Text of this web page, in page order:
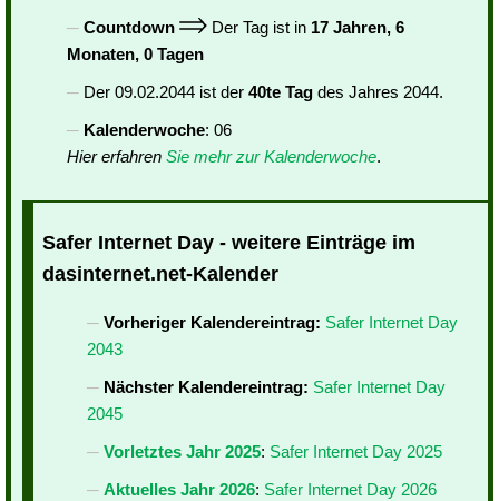
Countdown
Der Tag ist in 17 Jahren, 6
Monaten, 0 Tagen
Der 09.02.2044 ist der 40te Tag des Jahres 2044.
Kalenderwoche: 06
Hier erfahren Sie mehr zur Kalenderwoche.
Safer Internet Day - weitere Einträge im
dasinternet.net-Kalender
Vorheriger Kalendereintrag: Safer Internet Day
2043
Nächster Kalendereintrag: Safer Internet Day
2045
Vorletztes Jahr 2025: Safer Internet Day 2025
Aktuelles Jahr 2026: Safer Internet Day 2026